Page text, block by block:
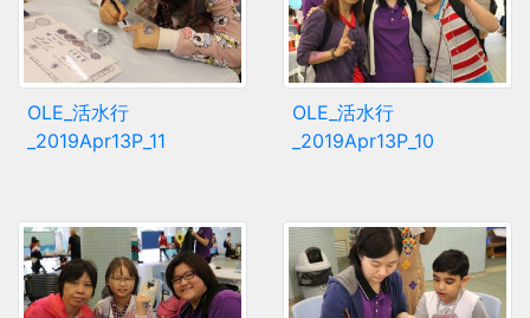
OLE_活水行
_2019Apr13P_11
OLE_活水行
_2019Apr13P_10